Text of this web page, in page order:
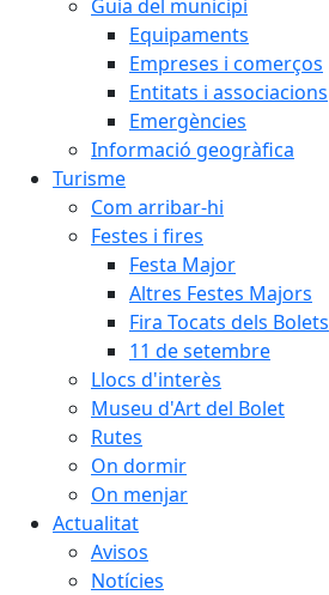
Guia del municipi
Equipaments
Empreses i comerços
Entitats i associacions
Emergències
Informació geogràfica
Turisme
Com arribar-hi
Festes i fires
Festa Major
Altres Festes Majors
Fira Tocats dels Bolets
11 de setembre
Llocs d'interès
Museu d'Art del Bolet
Rutes
On dormir
On menjar
Actualitat
Avisos
Notícies